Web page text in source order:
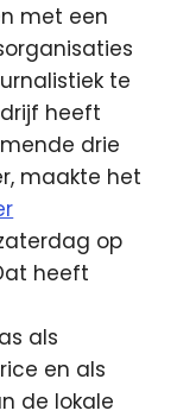
met een
te
heeft
drie
maakte het
op
heeft
als
en als
de lokale